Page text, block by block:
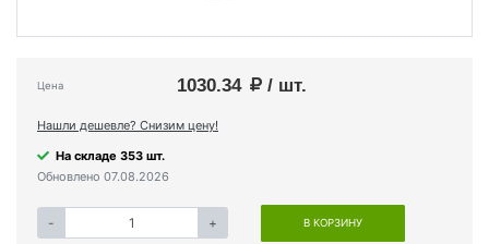
Цена 1030.34 / шт.
Нашли дешевле? Снизим цену!
На складе 353 шт.
Обновлено 07.08.2026
- + В КОРЗИНУ